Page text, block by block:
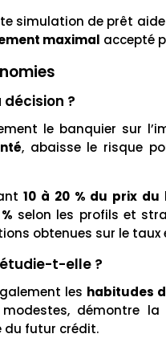
simulation de prêt
maximal accepté
?
le banquier sur
, abaisse le risque
10 à 20 % du prix
selon les profils et
obtenues sur le taux
t-elle ?
les habitudes
démontre
du futur crédit.